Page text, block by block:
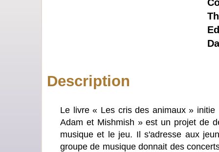
Description
Le livre « Les cris des animaux »
Adam et Mishmish » est un projet de
musique et le jeu. Il s'adresse aux
groupe de musique donnait des